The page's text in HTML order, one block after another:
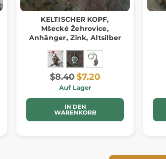
KELTISCHER KOPF,
Mšecké Žehrovice,
Anhänger, Zink, Altsilber
$8.40 $7.20
Auf Lager
IN DEN
WARENKORB